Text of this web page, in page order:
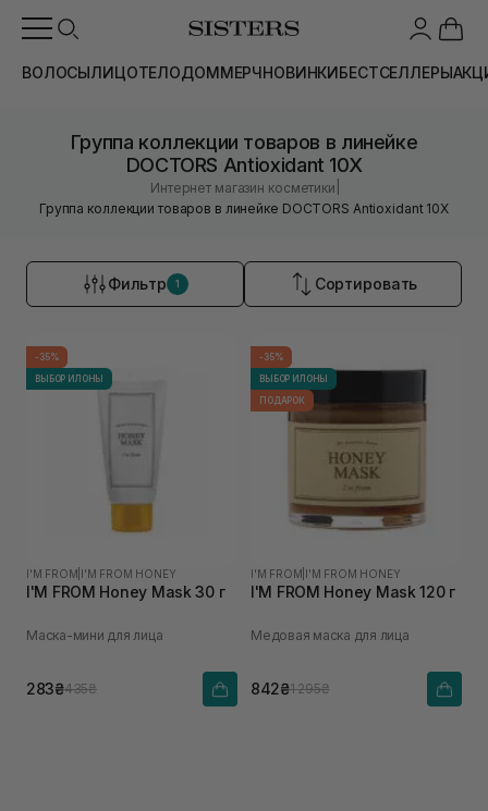
ВОЛОСЫЛИЦОТЕЛОДОММЕРЧНОВИНКИБЕСТСЕЛЛЕРЫ
Группа коллекции товаров в линейке
DOCTORS Antioxidant 10X
Интернет магазин косметики
Группа коллекции товаров в линейке DOCTORS Antioxidant 10X
Фильтр 1 Сортировать
-35%
ВЫБОР ИЛОНЫ
I'M FROM I'M FROM HONEY
I'M FROM Honey Mask 30 г
Маска-мини для лица
283₴435₴
-35%
ВЫБОР ИЛОНЫ
ПОДАРОК
I'M FROM I'M FROM HONEY
I'M FROM Honey Mask 120 г
Медовая маска для лица
842₴1 295₴